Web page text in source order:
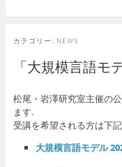
カテゴリー: NEWS
「大規模言語モ
松尾・岩澤研究室主催の
ます.
受講を希望される方は下
大規模言語モデル